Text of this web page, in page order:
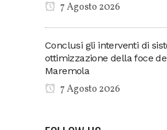
7 Agosto 2026
Conclusi gli interventi di
ottimizzazione della foce
Maremola
7 Agosto 2026